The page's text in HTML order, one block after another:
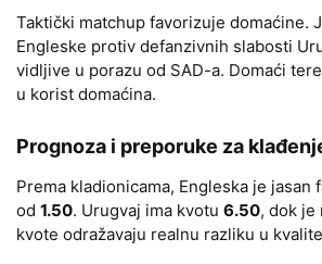
Taktički matchup favorizuje domaćine.
Engleske protiv defanzivnih slabosti
vidljive u porazu od SAD-a. Domaći
u korist domaćina.
Prognoza i preporuke za
Prema kladionicama, Engleska je jasan
od 1.50. Urugvaj ima kvotu 6.50, dok je
kvote odražavaju realnu razliku u